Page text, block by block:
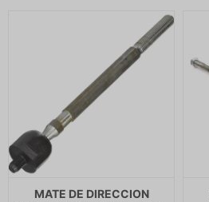
MATE DE DIRECCION